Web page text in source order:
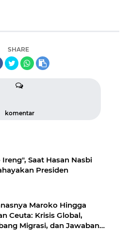
SHARE
komentar
Saat Hasan Nasbi
Presiden
Maroko Hingga
Ceuta: Krisis Global,
Migrasi, dan Jawaban